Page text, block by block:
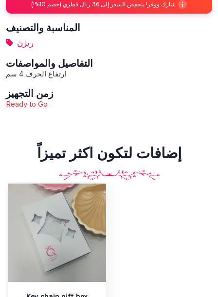
شارك ووفر! ينخفض السعر إلى 36 ريال قطري (خصم 10%!)
المناسبة والتصنيف
ريزن
التفاصيل والمواصفات
ارتفاع الحرف 4 سم
زمن التجهيز
Ready to Go
إضافات لتكون اكثر تميزاً